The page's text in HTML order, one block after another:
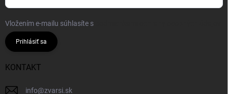
Vložením e-mailu súhlasíte s
Prihlásiť sa
KONTAKT
info@zvarsi.sk